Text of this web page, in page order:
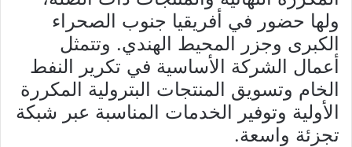
ولها حضور في أفريقيا جنوب الصحراء
الكبرى وجزر المحيط الهندي. وتتمثل
أعمال الشركة الأساسية في تكرير النفط
الخام وتسويق المنتجات البترولية المكررة
الأولية وتوفير الخدمات المناسبة عبر شبكة
تجزئة واسعة.